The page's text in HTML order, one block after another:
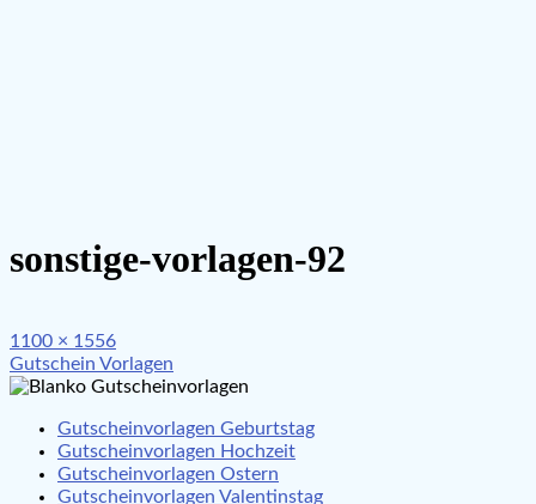
sonstige-vorlagen-92
Full
size
1100 × 1556
Beitragsnavigation
Gutschein Vorlagen
Gutscheinvorlagen Geburtstag
Gutscheinvorlagen Hochzeit
Gutscheinvorlagen Ostern
Gutscheinvorlagen Valentinstag